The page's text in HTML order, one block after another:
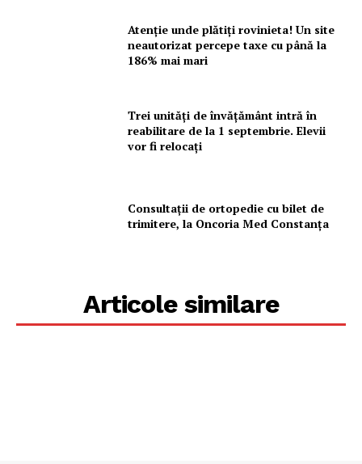
Atenție unde plătiți rovinieta! Un site
neautorizat percepe taxe cu până la
186% mai mari
Trei unități de învățământ intră în
reabilitare de la 1 septembrie. Elevii
vor fi relocați
Consultații de ortopedie cu bilet de
trimitere, la Oncoria Med Constanța
Articole similare